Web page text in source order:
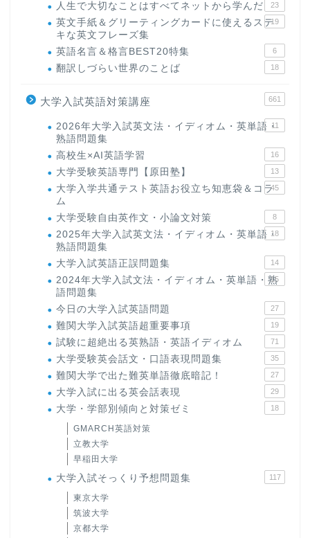
人生で大切なことはすべてネットから学んだ 23
英文手紙＆グリーティングカードに使えるステ
キな英文フレーズ集
19
英語名言＆格言BEST20特集 6
翻訳しづらい世界のことば 18
大学入試英語対策講座 661
2026年大学入試英文法・イディオム・英単語・
熟語問題集
11
高校生×AI英語学習 16
大学受験英語専門【原田塾】 13
大学入学共通テスト英語お役立ち知恵袋＆コラ
ム
45
大学受験自由英作文・小論文対策 8
2025年大学入試英文法・イディオム・英単語・
熟語問題集
18
大学入試英語正誤問題集 14
2024年大学入試文法・イディオム・英単語・熟
語問題集
15
今日の大学入試英語問題 27
難関大学入試英語超重要事項 19
試験に超絶出る英熟語・英語イディオム 71
大学受験英会話文・口語表現問題集 35
難関大学で出た難英単語徹底暗記！ 27
大学入試に出る英会話表現 29
大学・学部別傾向と対策ゼミ 18
GMARCH英語対策
立教大学
早稲田大学
大学入試そっくり予想問題集 117
東京大学
筑波大学
京都大学